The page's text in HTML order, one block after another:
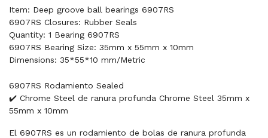
Item: Deep groove ball bearings 6907RS
6907RS Closures: Rubber Seals
Quantity: 1 Bearing 6907RS
6907RS Bearing Size: 35mm x 55mm x 10mm
Dimensions: 35*55*10 mm/Metric
6907RS Rodamiento Sealed
✔️ Chrome Steel de ranura profunda Chrome Steel 35mm x
55mm x 10mm
El 6907RS es un rodamiento de bolas de ranura profunda